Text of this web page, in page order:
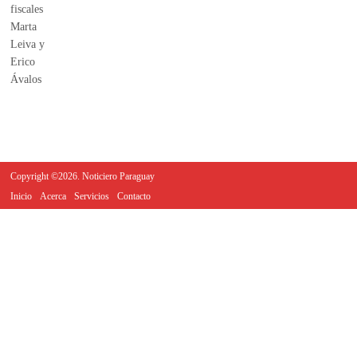
Copyright ©2026. Noticiero Paraguay
Inicio
Acerca Servicios Contacto